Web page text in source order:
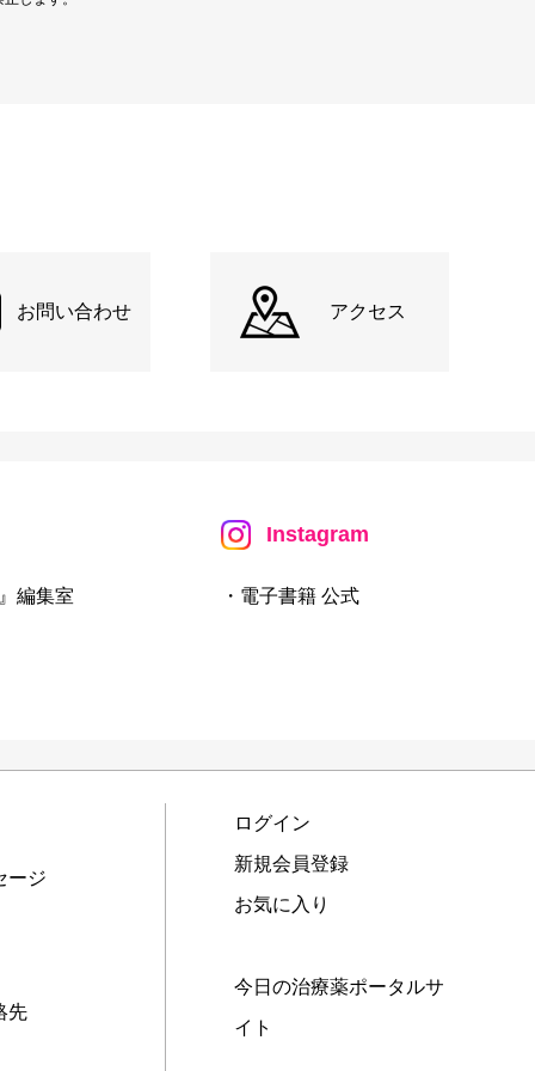
お問い合わせ アクセス
編集室
Instagram
・電子書籍 公式
ージ
先
ログイン
新規会員登録
お気に入り
今日の治療薬ポータルサ
イト